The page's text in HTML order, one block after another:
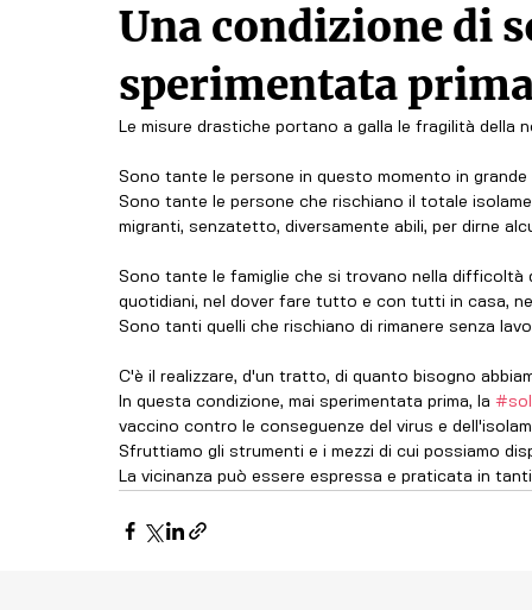
Una condizione di
sperimentata
Le misure drastiche portano a galla le fragilità della
Sono tante le persone in questo momento in
Sono tante le persone che rischiano il totale
migranti, senzatetto, diversamente abili, per dirne
Sono tante le famiglie che si trovano nella difficoltà
quotidiani, nel dover fare tutto e con tutti in casa,
Sono tanti quelli che rischiano di rimanere senza
C'è il realizzare, d'un tratto, di quanto bisogno
In questa condizione, mai sperimentata prima, la
vaccino contro le conseguenze del virus e
Sfruttiamo gli strumenti e i mezzi di cui possiamo
La vicinanza può essere espressa e praticata in